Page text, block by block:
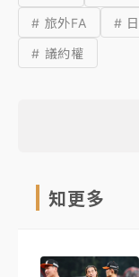
# 旅外FA
#
# 議約權
知更多